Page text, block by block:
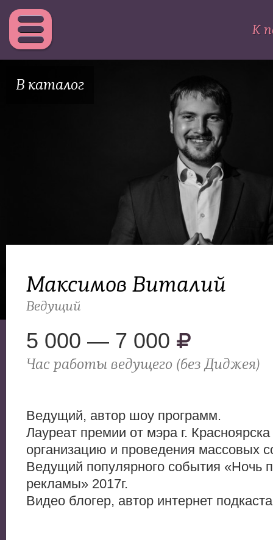
К
В каталог
Максимов Виталий
Ведущий
5 000 — 7 000
Час работы ведущего (без Диджея)
Ведущий, автор шоу программ.
Лауреат премии от мэра г. Красноярска
организацию и проведения массовых
Ведущий популярного события «Ночь
рекламы» 2017г.
Видео блогер, автор интернет